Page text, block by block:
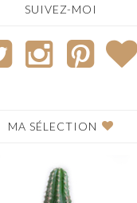
SUIVEZ-MOI
MA SÉLECTION